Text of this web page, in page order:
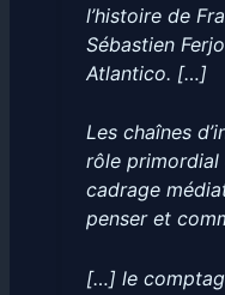
l’histoire de
Sébastien
Atlantico. […]
Les chaînes
rôle primordial
cadrage
penser et
[…] le